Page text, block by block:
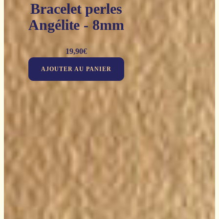
Bracelet perles
Angélite - 8mm
19,90€
AJOUTER AU PANIER